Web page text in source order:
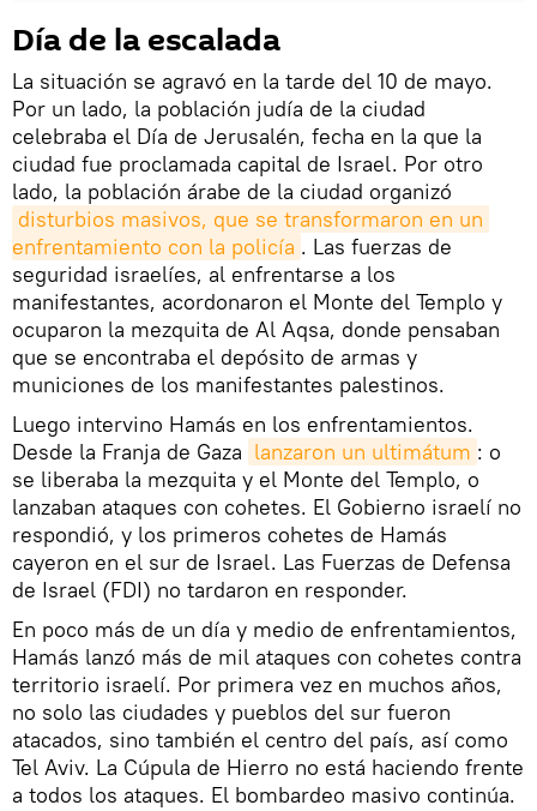
Día de la escalada
La situación se agravó en la tarde del 10 de mayo.
Por un lado, la población judía de la ciudad
celebraba el Día de Jerusalén, fecha en la que la
ciudad fue proclamada capital de Israel. Por otro
lado, la población árabe de la ciudad organizó
disturbios masivos, que se transformaron en un
enfrentamiento con la policía . Las fuerzas de
seguridad israelíes, al enfrentarse a los
manifestantes, acordonaron el Monte del Templo y
ocuparon la mezquita de Al Aqsa, donde pensaban
que se encontraba el depósito de armas y
municiones de los manifestantes palestinos.
Luego intervino Hamás en los enfrentamientos.
Desde la Franja de Gaza lanzaron un ultimátum : o
se liberaba la mezquita y el Monte del Templo, o
lanzaban ataques con cohetes. El Gobierno israelí no
respondió, y los primeros cohetes de Hamás
cayeron en el sur de Israel. Las Fuerzas de Defensa
de Israel (FDI) no tardaron en responder.
En poco más de un día y medio de enfrentamientos,
Hamás lanzó más de mil ataques con cohetes contra
territorio israelí. Por primera vez en muchos años,
no solo las ciudades y pueblos del sur fueron
atacados, sino también el centro del país, así como
Tel Aviv. La Cúpula de Hierro no está haciendo frente
a todos los ataques. El bombardeo masivo continúa.